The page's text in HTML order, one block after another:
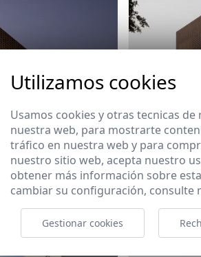
Ref: 9031_12
Utilizamos cookies
Usamos cookies y otras tecnicas
nuestra web, para mostrarte
tráfico en nuestra web y para
nuestro sitio web, acepta nuestro
obtener más información sobre
cambiar su configuración, consulte
Gestionar cookies